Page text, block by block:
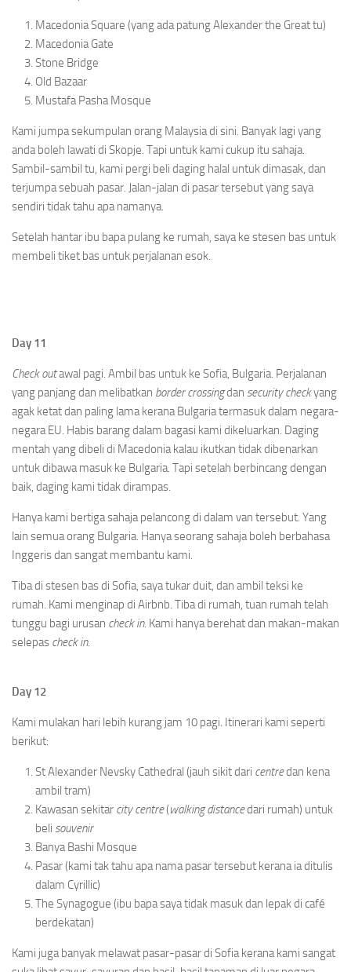
Macedonia Square (yang ada patung Alexander the Great tu)
Macedonia Gate
Stone Bridge
Old Bazaar
Mustafa Pasha Mosque
Kami jumpa sekumpulan orang Malaysia di sini. Banyak lagi yang
anda boleh lawati di Skopje. Tapi untuk kami cukup itu sahaja.
Sambil-sambil tu, kami pergi beli daging halal untuk dimasak, dan
terjumpa sebuah pasar. Jalan-jalan di pasar tersebut yang saya
sendiri tidak tahu apa namanya.
Setelah hantar ibu bapa pulang ke rumah, saya ke stesen bas untuk
membeli tiket bas untuk perjalanan esok.
Day 11
Check outawal pagi. Ambil bas untuk ke Sofia, Bulgaria. Perjalanan
yang panjang dan melibatkan border crossingdan security checkyang
agak ketat dan paling lama kerana Bulgaria termasuk dalam negara-
negara EU. Habis barang dalam bagasi kami dikeluarkan. Daging
mentah yang dibeli di Macedonia kalau ikutkan tidak dibenarkan
untuk dibawa masuk ke Bulgaria. Tapi setelah berbincang dengan
baik, daging kami tidak dirampas.
Hanya kami bertiga sahaja pelancong di dalam van tersebut. Yang
lain semua orang Bulgaria. Hanya seorang sahaja boleh berbahasa
Inggeris dan sangat membantu kami.
Tiba di stesen bas di Sofia, saya tukar duit, dan ambil teksi ke
rumah. Kami menginap di Airbnb. Tiba di rumah, tuan rumah telah
tunggu bagi urusan check in. Kami hanya berehat dan makan-makan
selepas check in.
Day 12
Kami mulakan hari lebih kurang jam 10 pagi. Itinerari kami seperti
berikut:
St Alexander Nevsky Cathedral (jauh sikit dari centredan kena
ambil tram)
Kawasan sekitar city centre(walking distancedari rumah) untuk
beli souvenir
Banya Bashi Mosque
Pasar (kami tak tahu apa nama pasar tersebut kerana ia ditulis
dalam Cyrillic)
The Synagogue (ibu bapa saya tidak masuk dan lepak di café
berdekatan)
Kami juga banyak melawat pasar-pasar di Sofia kerana kami sangat